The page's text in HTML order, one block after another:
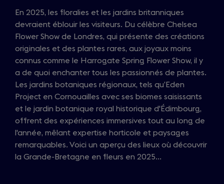
En 2025, les floralies et les jardins britanniques
devraient éblouir les visiteurs. Du célèbre Chelsea
Flower Show de Londres, qui présente des créations
originales et des plantes rares, aux joyaux moins
connus comme le Harrogate Spring Flower Show, il y
a de quoi enchanter tous les passionnés de plantes.
Les jardins botaniques régionaux, tels qu’Eden
Project en Cornouailles avec ses biomes saisissants
et le jardin botanique royal historique d'Édimbourg,
offrent des expériences immersives tout au long de
l'année, mêlant expertise horticole et paysages
remarquables. Voici un aperçu des lieux où découvrir
la Grande-Bretagne en fleurs en 2025...